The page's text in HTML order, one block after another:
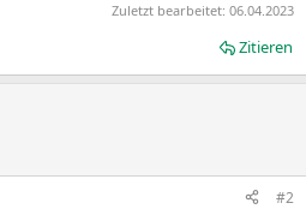
Zuletzt bearbeitet: 06.04.2023
Zitieren
#2